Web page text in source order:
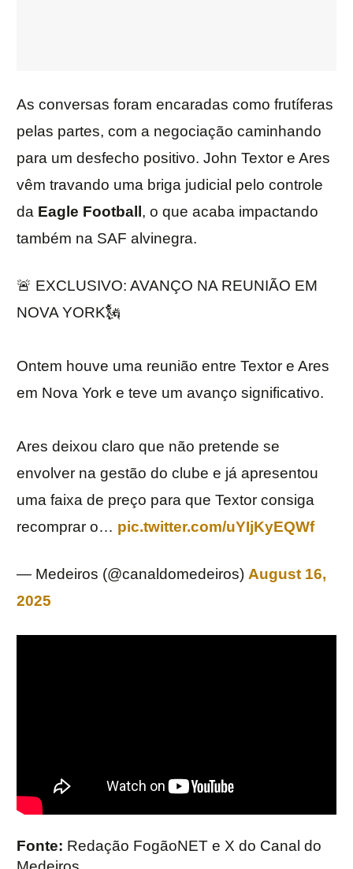
As conversas foram encaradas como frutíferas
pelas partes, com a negociação caminhando
para um desfecho positivo. John Textor e Ares
vêm travando uma briga judicial pelo controle
da Eagle Football , o que acaba impactando
também na SAF alvinegra.
🚨 EXCLUSIVO: AVANÇO NA REUNIÃO EM
NOVA YORK🗽
Ontem houve uma reunião entre Textor e Ares
em Nova York e teve um avanço significativo.
Ares deixou claro que não pretende se
envolver na gestão do clube e já apresentou
uma faixa de preço para que Textor consiga
recomprar o… pic.twitter.com/uYIjKyEQWf
— Medeiros (@canaldomedeiros) August 16,
2025
Fonte: Redação FogãoNET e X do Canal do